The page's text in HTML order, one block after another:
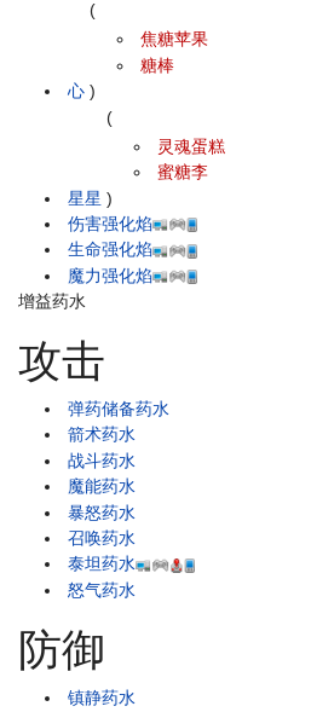
心
(
焦糖苹果
糖棒
)
星星
(
灵魂蛋糕
蜜糖李
)
伤害强化焰
生命强化焰
魔力强化焰
增益药水
攻击
弹药储备药水
箭术药水
战斗药水
魔能药水
暴怒药水
召唤药水
泰坦药水
怒气药水
防御
镇静药水